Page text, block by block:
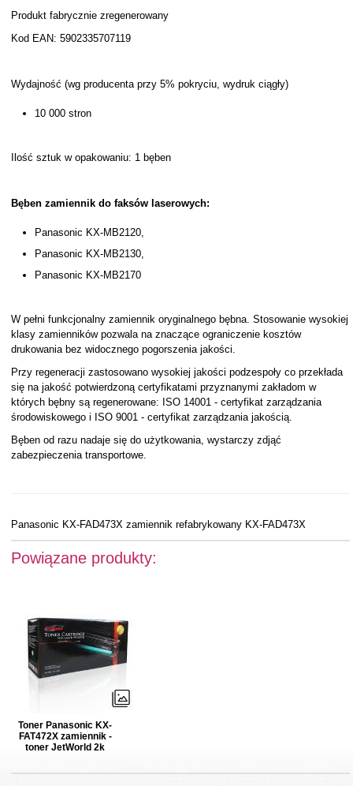
Produkt fabrycznie zregenerowany
Kod EAN: 5902335707119
Wydajność (wg producenta przy 5% pokryciu, wydruk ciągły)
10 000 stron
Ilość sztuk w opakowaniu: 1 bęben
Bęben zamiennik do faksów laserowych:
Panasonic KX-MB2120,
Panasonic KX-MB2130,
Panasonic KX-MB2170
W pełni funkcjonalny zamiennik oryginalnego bębna. Stosowanie wysokiej
klasy zamienników pozwala na znaczące ograniczenie kosztów
drukowania bez widocznego pogorszenia jakości.
Przy regeneracji zastosowano wysokiej jakości podzespoły co przekłada
się na jakość potwierdzoną certyfikatami przyznanymi zakładom w
których bębny są regenerowane: ISO 14001 - certyfikat zarządzania
środowiskowego i ISO 9001 - certyfikat zarządzania jakością.
Bęben od razu nadaje się do użytkowania, wystarczy zdjąć
zabezpieczenia transportowe.
Panasonic KX-FAD473X zamiennik refabrykowany KX-FAD473X
Powiązane produkty:
Toner Panasonic KX-
FAT472X zamiennik -
toner JetWorld 2k